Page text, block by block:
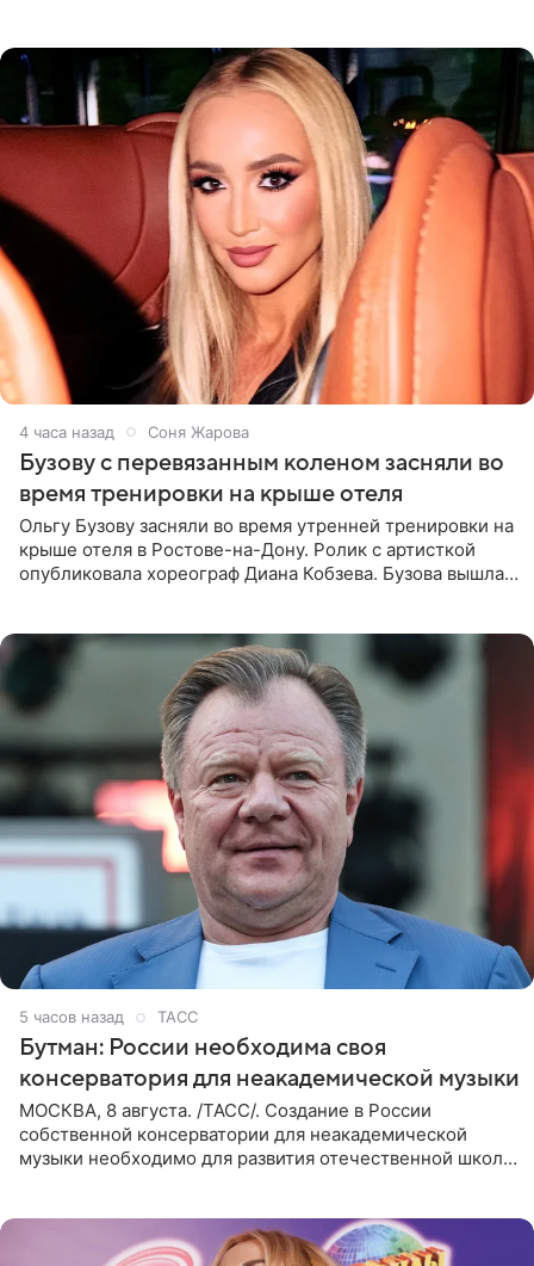
4 часа назад Соня Жарова
Бузову с перевязанным коленом засняли во
время тренировки на крыше отеля
Ольгу Бузову засняли во время утренней тренировки на
крыше отеля в Ростове-на-Дону. Ролик с артисткой
опубликовала хореограф Диана Кобзева. Бузова вышла
5 часов назад ТАСС
Бутман: России необходима своя
консерватория для неакадемической музыки
МОСКВА, 8 августа. /ТАСС/. Создание в России
собственной консерватории для неакадемической
музыки необходимо для развития отечественной школы